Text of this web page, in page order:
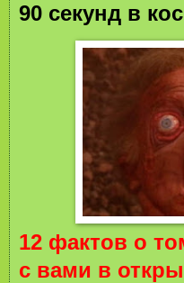
90 секунд в
12 фактов о
с вами в